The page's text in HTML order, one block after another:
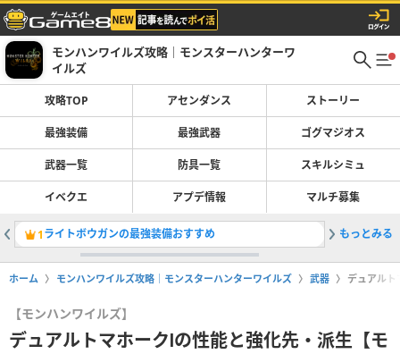
モンハンワイルズ攻略｜モンスターハンターワ
イルズ
攻略TOP アセンダンス ストーリー
最強装備 最強武器 ゴグマジオス
武器一覧 防具一覧 スキルシミュ
イベクエ アプデ情報 マルチ募集
1ライトボウガンの最強装備おすすめ 2最強装
もっとみる
ホーム モンハンワイルズ攻略｜モンスターハンターワイルズ 武器 デュアルト
【モンハンワイルズ】
デュアルトマホークⅠの性能と強化先・派生【モ